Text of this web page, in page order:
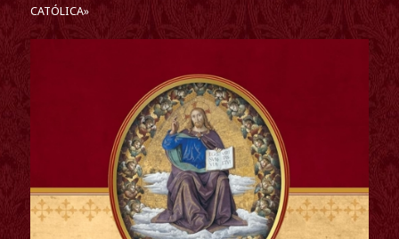
CATÓLICA»